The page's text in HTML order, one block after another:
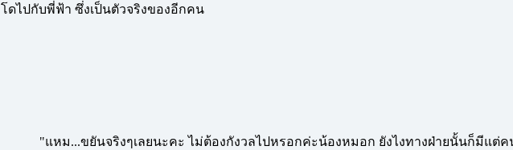
โดไปกับพี่ฟ้า ซึ่งเป็นตัวจริงของอีกคน
"แหม...ขยันจริงๆเลยนะคะ ไม่ต้องกังวลไปหรอกค่ะน้องหมอก ยังไงทางฝ่ายนั้นก็มีแต่คน